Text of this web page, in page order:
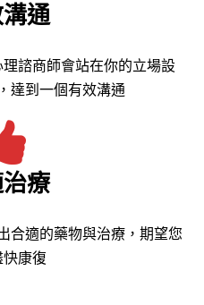
通
諮商師會站在你的立場設
達到一個有效溝通
療
合適的藥物與治療，期望您
康復